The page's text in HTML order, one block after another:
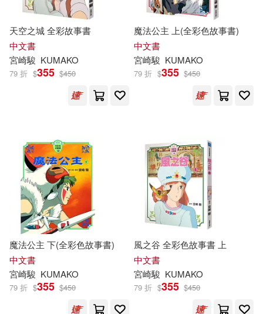
Yoshino(2) 丹羽圭子(2)
凌明玉(2) 宮崎 駿(2)
杉田俊介(2) 李世暉(2)
游珮芸(2)
鄭聞文(2)
Eiko(1)
Maria Isabel(1)
Sanchez Vegara(1)
SECRET MUSIC(37)
ケイ・エム・ピー(31)
慕客館(17)
時報出版(13) 天音(11)
Ingram(7) Universal(7)
ケイ.エム.ピー(6)
岩波書店(6) bookland(5)
フェアリー(5)
(可複選)
可超商取貨(355)
可海外宅配(317)
可港澳店取(291)
可新加坡店取(284)
可菲律賓店取(300)
天空之城 全彩故事書
中文書
宮崎駿 KUMAKO
79 折 $355 $450
魔法公主 上(全彩色故事書)
中文書
宮崎駿 KUMAKO
79 折 $355 $450
魔法公主 下(全彩色故事書)
中文書
宮崎駿 KUMAKO
79 折 $355 $450
風之谷 全彩色故事書 上
中文書
宮崎駿 KUMAKO
79 折 $355 $450